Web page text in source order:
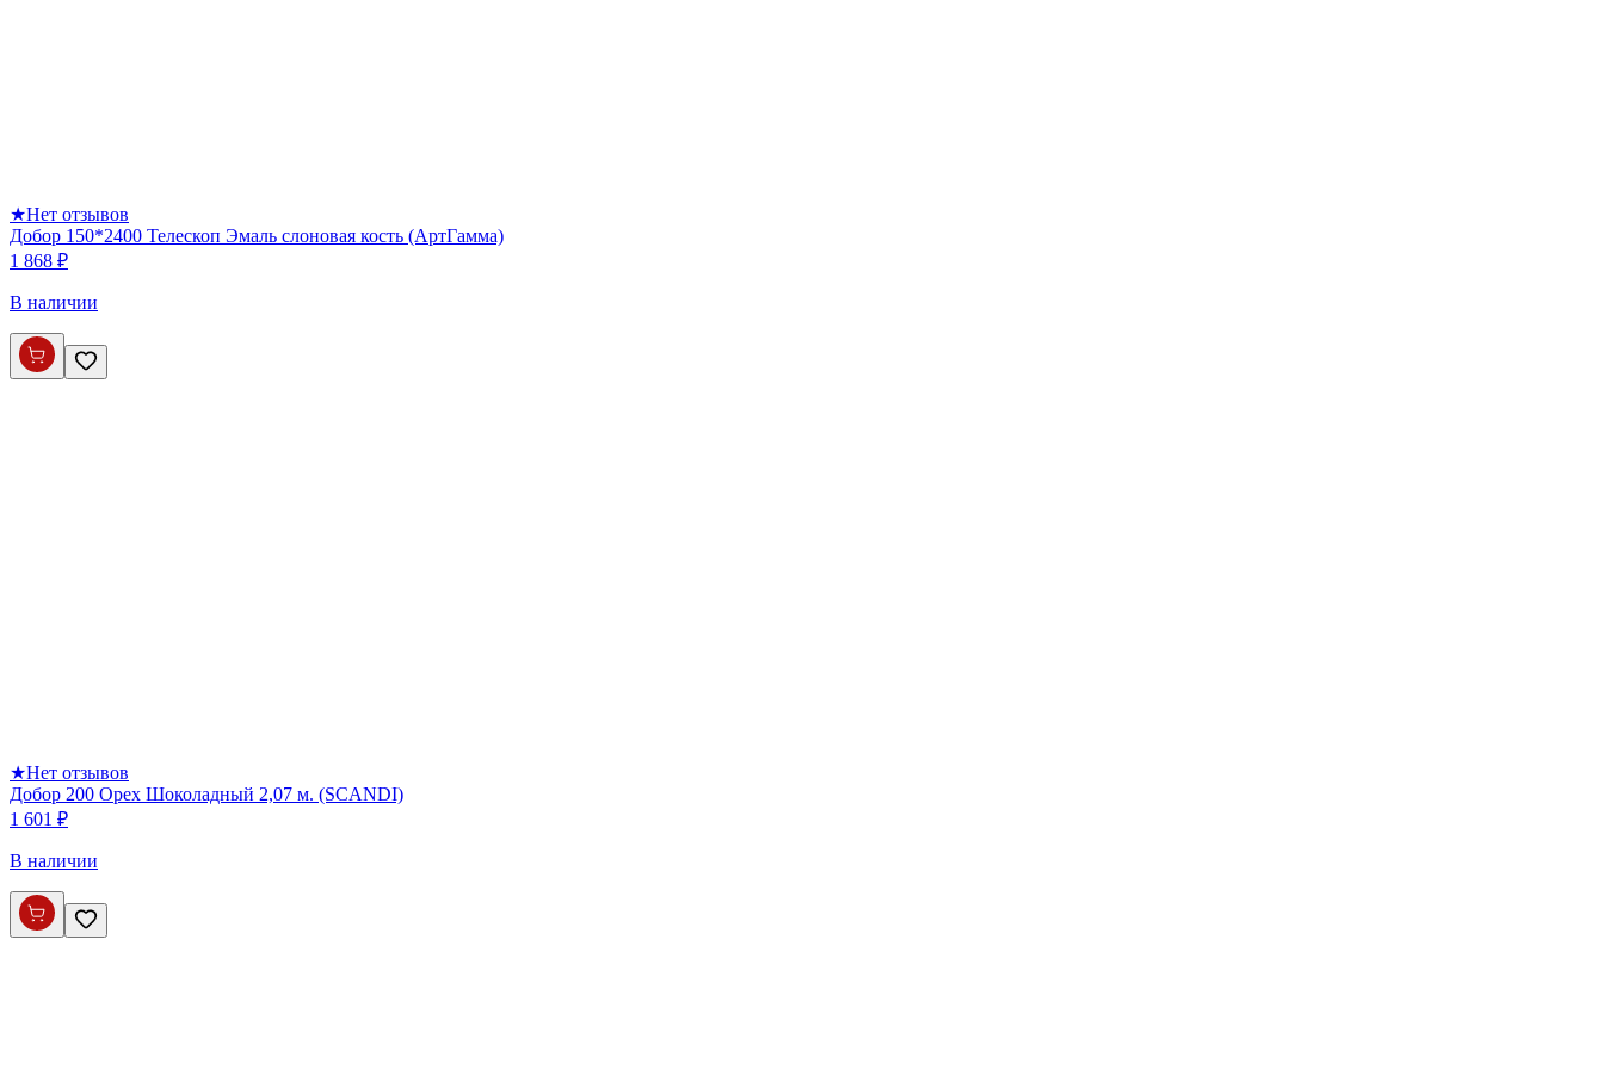
★Нет отзывов
Добор 150*2400 Телескоп Эмаль слоновая кость (АртГамма)
1 868 ₽
В наличии
★Нет отзывов
Добор 200 Орех Шоколадный 2,07 м. (SCANDI)
1 601 ₽
В наличии